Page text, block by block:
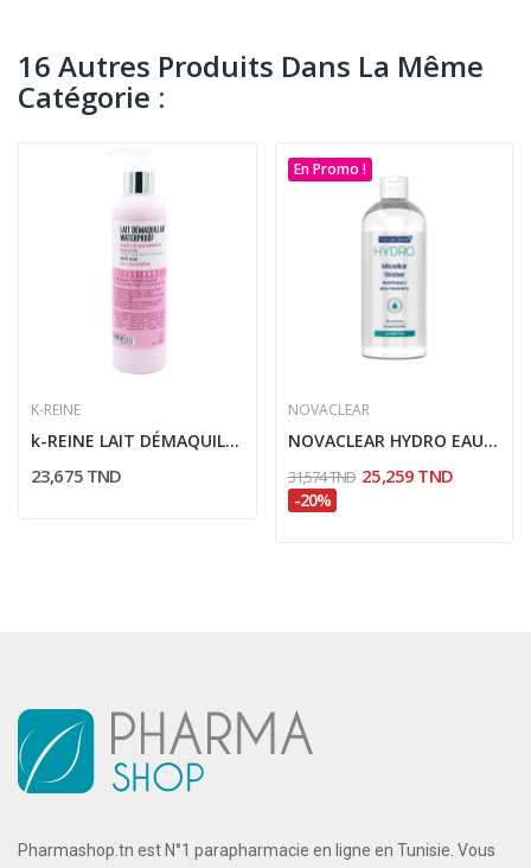
16 Autres Produits Dans La Même
Catégorie :
K-REINE
k-REINE LAIT DÉMAQUILLANT WATERPROOF ANTI AGE...
23,675 TND
En Promo !
NOVACLEAR
NOVACLEAR HYDRO EAU MICELLAIRE HYDRATANTE 400ML
31,574 TND 25,259 TND
-20%
Pharmashop.tn est N°1 parapharmacie en ligne en Tunisie. Vous